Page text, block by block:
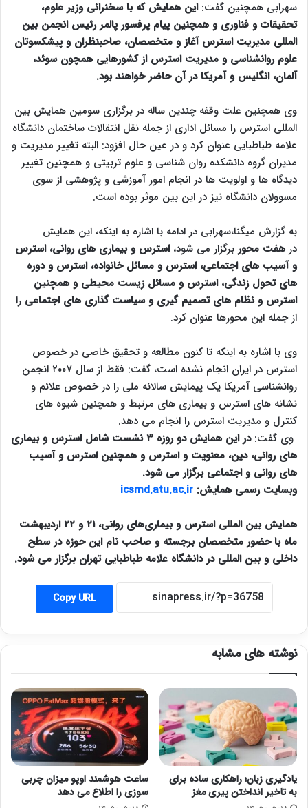
سهرابی همچنین گفت:این همایش که با سخنرانی وزیر علوم،
تحقیقات و فناوری و همچنین پیام پرفسور پالمر رئیس انجمن بین
المللی مدیریت استرس آغاز و متخصصان، صاحبنظران و پیشکسوتان
علوم روانشناسی و مدیریت استرس از کشورهایی همچون سوئد،
آلمان، انگلیس و آمریکا در آن حاضر خواهند بود.
وی همچنین علت وقفه چندین ساله در برگزاری سومین همایش بین
المللی استرس را مسائل اداری از جمله نقل انتقالات ساختمان دانشگاه
علامه طباطبایی عنوان کرد و در عین حال افزود: البته تغییر مدیریت و
مدیران گروه دانشکده روان شناسی و علوم تربیتی و همچنین تغییر
دیدگاه ها و اولویت ها در انجام امور آموزشی و پژوهشی از سوی
مسوولان دانشگاه نیز در این بین موثر بوده است.
به گزارش میگنا،سهرابی در ادامه با اشاره به اینکه، این همایش
در هفت محوربرگزار می شود، استرس و بیماری های روانی، استرس
و آسیب های اجتماعی، استرس و مسائل خانواده، استرس و دوره
های تحول زندگی، استرس و مسائل زیست محیطی و همچنین
استرس و نظام های تصمیم گیری و سیاست گذاری های اجتماعی را
از جمله این محورها عنوان کرد.
وی با اشاره به اینکه تا کنون مطالعه و تحقیق خاصی در خصوص
استرس در ایران انجام نشده است، گفت: فقط از سال ۲۰۰۷ انجمن
روانشناسی آمریکا یک پیمایش سالانه ملی را در خصوص علائم و
نشانه های استرس و بیماری های مرتبط و همچنین شیوه های
کنترل و مدیریت استرس را انجام می دهد.
وی گفت:
در این همایش دو روزه ۳ نشست شامل استرس و بیماری
های روانی، دین، معنویت و استرس و همچنین استرس و آسیب
های روانی و اجتماعی برگزار می شود.
وبسایت رسمی همایش: icsmd.atu.ac.ir
همایش بین المللی استرس و بیماری‌های روانی، ۲۱ و ۲۲ اردیبهشت
ماه با حضور متخصصان برجسته و صاحب نام این حوزه در سطح
داخلی و بین المللی در دانشگاه علامه طباطبایی تهران برگزار می شود.
Copy URL
نوشته های مشابه
یادگیری زبان؛ راهکاری ساده برای
به تاخیر انداختن پیری مغز
ساعت هوشمند اوپو میزان چربی
سوزی را اطلاع می دهد